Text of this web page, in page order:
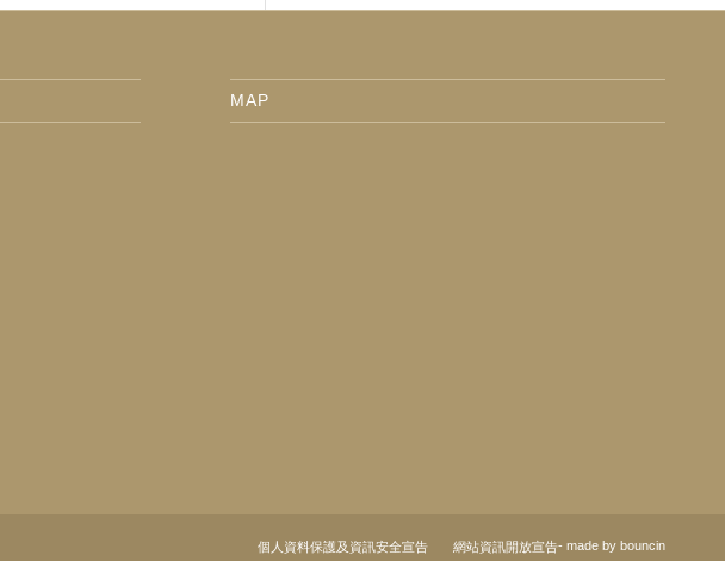
MAP
- made by bouncin
個人資料保護及資訊安全宣告 網站資訊開放宣告